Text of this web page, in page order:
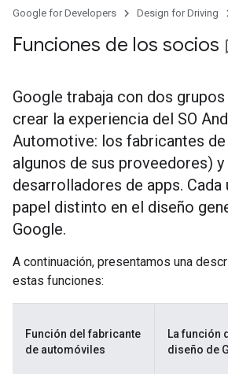
Google for Developers Design for Driving
Funciones de los socios
Google trabaja con dos
crear la experiencia del SO
Automotive: los fabricantes
algunos de sus proveedores)
desarrolladores de apps. Cada
papel distinto en el diseño
Google.
A continuación, presentamos una
estas funciones:
Función del fabricante
de automóviles
La función
diseño de